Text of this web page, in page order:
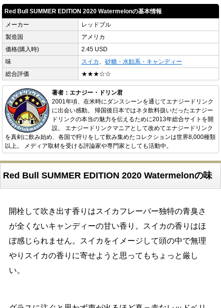
Red Bull SUMMER EDITION 2020 Watermelonの基本情報
メーカー
レッドブル
製造国
アメリカ
価格(購入時)
2.45 USD
味
スイカ 、 砂糖・水飴系・キャンディー
総合評価
★★★☆☆
著者：エナジー・ドリン君
2001年頃、在米時にダンスシーンを通じてエナジードリンク
に出会い感動。 帰国後日本ではネタ飲料扱いだったエナジー
ドリンクの本当の魅力を伝えるために2013年総合サイトを開
設。 エナジードリンクマニアとして改めてエナジードリンク
を真剣に飲み始め、各国で狩りをして飲み集めたコレクションは世界8,000種類
以上。 メディア取材を受ける評論家や専門家としても活動中。
Red Bull SUMMER EDITION 2020 Watermelonの味
開栓して吹き出す香りはスイカフレーバー独特の青臭さ
が全くないキャンディーの甘い香り。スイカの香りはほ
ぼ感じられません。スイカをイメージして頭の中で無理
やりスイカの香りに寄せようと思ってもちょっと厳し
い。